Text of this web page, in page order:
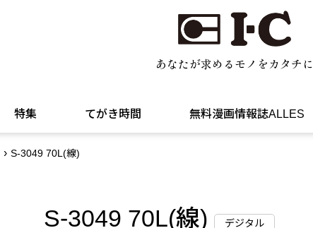
あなたが求めるモノをカタチに
特集 てがき時間 無料漫画情報誌ALLES
S-3049 70L(線)
S-3049 70L(線) デジタル